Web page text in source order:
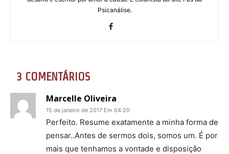
Psicanálise.
3 COMENTÁRIOS
Marcelle Oliveira
15 de janeiro de 2017 Em 04:20
Perfeito. Resume exatamente a minha forma de
pensar..Antes de sermos dois, somos um. É por
mais que tenhamos a vontade e disposição